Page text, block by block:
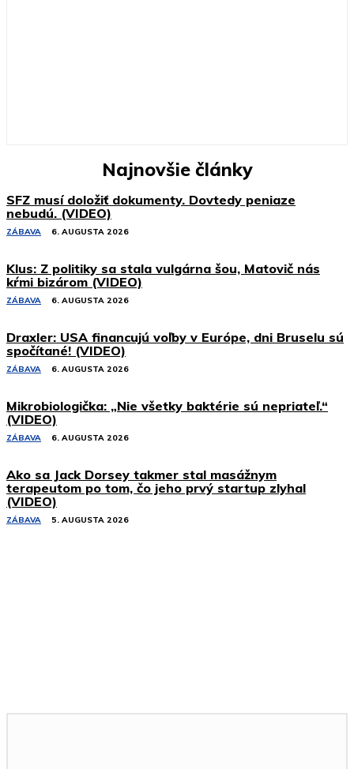
Najnovšie články
SFZ musí doložiť dokumenty. Dovtedy peniaze
nebudú. (VIDEO)
ZÁBAVA 6. AUGUSTA 2026
Klus: Z politiky sa stala vulgárna šou, Matovič nás
kŕmi bizárom (VIDEO)
ZÁBAVA 6. AUGUSTA 2026
Draxler: USA financujú voľby v Európe, dni Bruselu sú
spočítané! (VIDEO)
ZÁBAVA 6. AUGUSTA 2026
Mikrobiologička: „Nie všetky baktérie sú nepriateľ.“
(VIDEO)
ZÁBAVA 6. AUGUSTA 2026
Ako sa Jack Dorsey takmer stal masážnym
terapeutom po tom, čo jeho prvý startup zlyhal
(VIDEO)
ZÁBAVA 5. AUGUSTA 2026